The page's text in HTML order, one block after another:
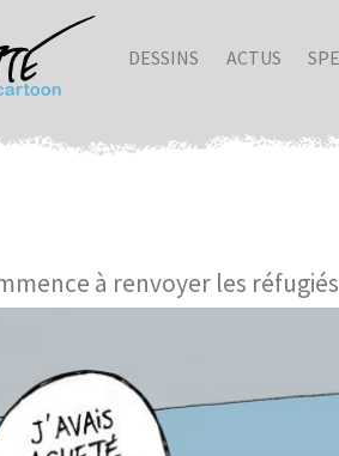
DESSINS ACTUS
à renvoyer les